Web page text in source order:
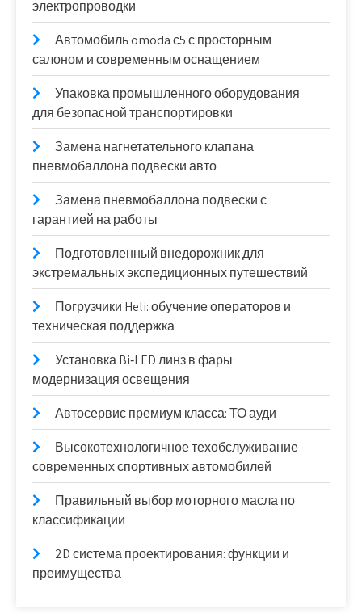
электропроводки
Автомобиль omoda с5 с просторным
салоном и современным оснащением
Упаковка промышленного оборудования
для безопасной транспортировки
Замена нагнетательного клапана
пневмобаллона подвески авто
Замена пневмобаллона подвески с
гарантией на работы
Подготовленный внедорожник для
экстремальных экспедиционных путешествий
Погрузчики Heli: обучение операторов и
техническая поддержка
Установка Bi‑LED линз в фары:
модернизация освещения
Автосервис премиум класса: ТО ауди
Высокотехнологичное техобслуживание
современных спортивных автомобилей
Правильный выбор моторного масла по
классификации
2D система проектирования: функции и
преимущества